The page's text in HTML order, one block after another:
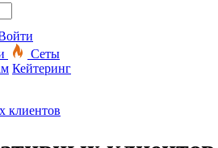
Сеты
Кейтеринг
клиентов